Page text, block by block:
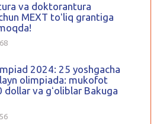
va doktorantura
MEXT toʻliq grantiga
2024: 25 yoshgacha
olimpiada: mukofot
dollar va gʻoliblar Bakuga